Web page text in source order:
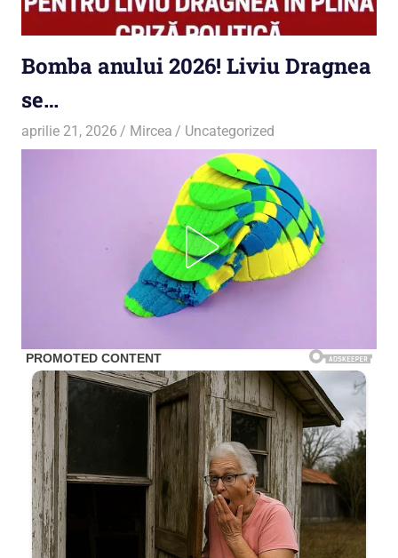
Bomba anului 2026! Liviu Dragnea
se…
aprilie 21, 2026 Mircea Uncategorized